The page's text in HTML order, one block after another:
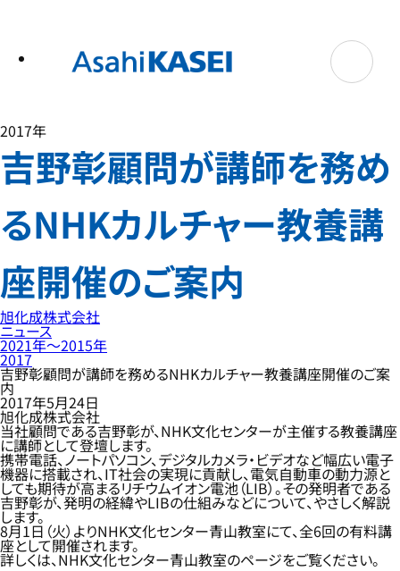
2017年
吉野彰顧問が講師を務め
るNHKカルチャー教養講
座開催のご案内
旭化成株式会社
ニュース
2021年〜2015年
2017
吉野彰顧問が講師を務めるNHKカルチャー教養講座開催のご案
内
2017年5月24日
旭化成株式会社
当社顧問である吉野彰が、NHK文化センターが主催する教養講座
に講師として登壇します。
携帯電話、ノートパソコン、デジタルカメラ・ビデオなど幅広い電子
機器に搭載され、IT社会の実現に貢献し、電気自動車の動力源と
しても期待が高まるリチウムイオン電池（LIB）。その発明者である
吉野彰が、発明の経緯やLIBの仕組みなどについて、やさしく解説
します。
8月1日（火）よりNHK文化センター青山教室にて、全6回の有料講
座として開催されます。
詳しくは、NHK文化センター青山教室のページをご覧ください。